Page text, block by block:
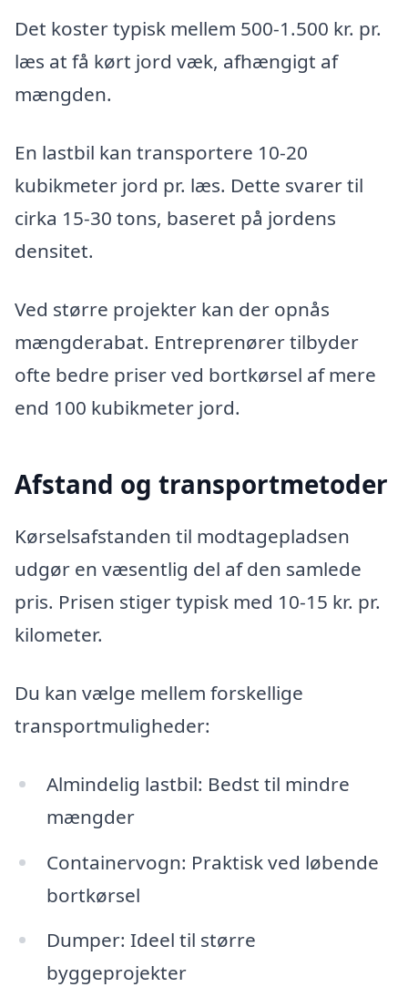
Det koster typisk mellem 500-1.500 kr. pr.
læs at få kørt jord væk, afhængigt af
mængden.
En lastbil kan transportere 10-20
kubikmeter jord pr. læs. Dette svarer til
cirka 15-30 tons, baseret på jordens
densitet.
Ved større projekter kan der opnås
mængderabat. Entreprenører tilbyder
ofte bedre priser ved bortkørsel af mere
end 100 kubikmeter jord.
Afstand og transportmetoder
Kørselsafstanden til modtagepladsen
udgør en væsentlig del af den samlede
pris. Prisen stiger typisk med 10-15 kr. pr.
kilometer.
Du kan vælge mellem forskellige
transportmuligheder:
Almindelig lastbil: Bedst til mindre
mængder
Containervogn: Praktisk ved løbende
bortkørsel
Dumper: Ideel til større
byggeprojekter